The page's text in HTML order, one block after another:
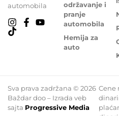
automobila
održavanje i
pranje
automobila
Hemija za
auto
Sva prava zadržana © 2026
Baždar doo – Izrada veb
sajta Progressive Media
Cene